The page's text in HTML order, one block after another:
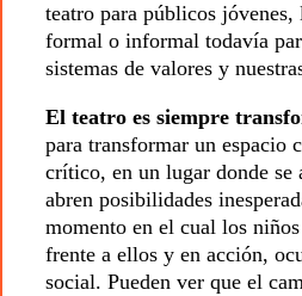
teatro para públicos
formal o informal todavía
sistemas de valores y
El teatro es siempre
para transformar un espacio
crítico, en un lugar donde
abren posibilidades
momento en el cual los
frente a ellos y en acción,
social. Pueden ver que el